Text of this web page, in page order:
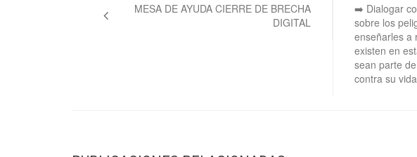
MESA DE AYUDA CIERRE DE BRECHA
DIGITAL
➡️ Dialogar
sobre los
enseñarles a
existen en
sean parte
contra su